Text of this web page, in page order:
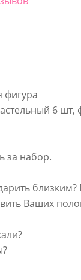
фигура
6 шт,
за набор.
Ваших